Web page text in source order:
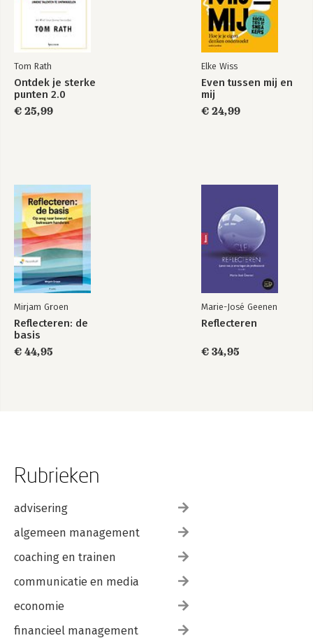
Tom Rath
Ontdek je sterke
punten 2.0
€ 25,99
Elke Wiss
Even tussen mij en
mij
€ 24,99
Mirjam Groen
Reflecteren: de
basis
€ 44,95
Marie-José Geenen
Reflecteren
€ 34,95
Rubrieken
advisering
algemeen management
coaching en trainen
communicatie en media
economie
financieel management